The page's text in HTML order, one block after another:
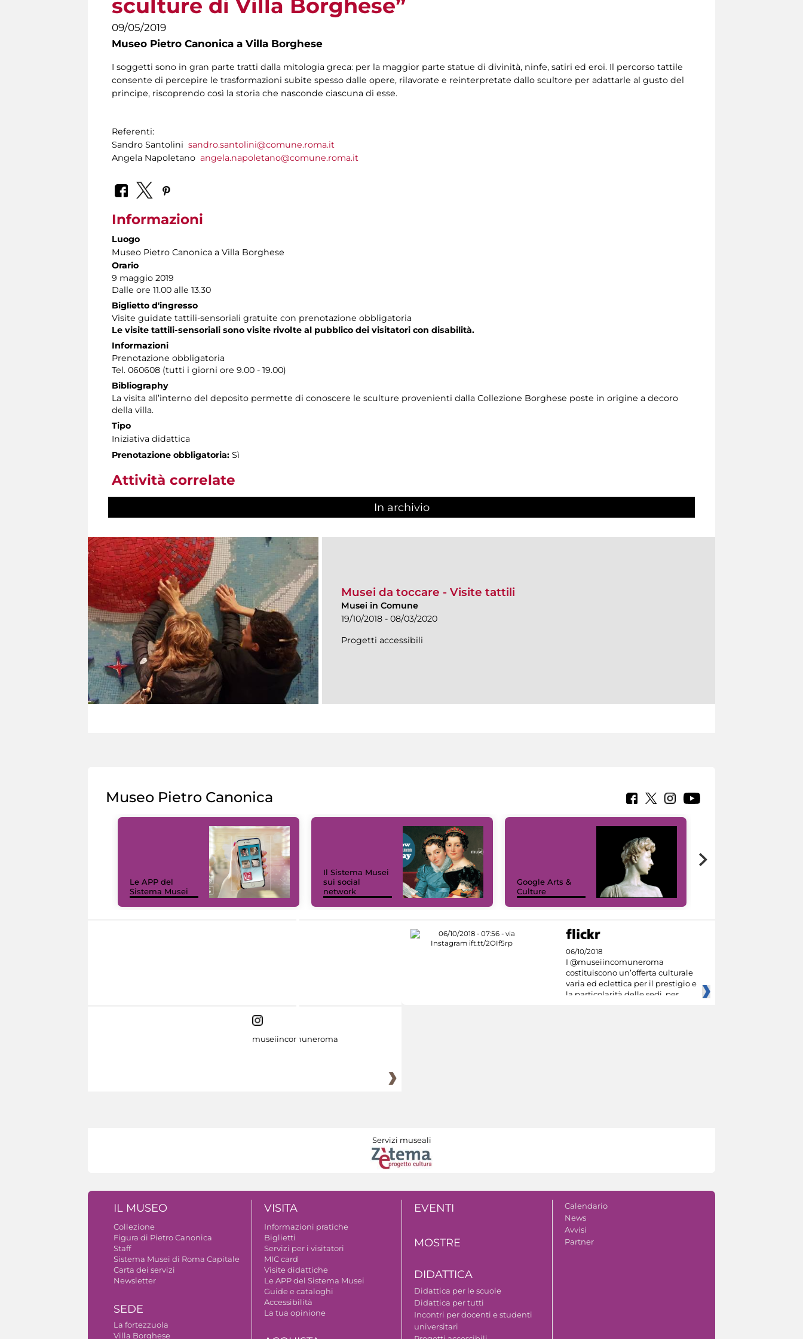
sculture di Villa Borghese”
09/05/2019
Museo Pietro Canonica a Villa Borghese
I soggetti sono in gran parte tratti dalla mitologia greca: per la maggior parte statue di divinità, ninfe, satiri ed eroi. Il percorso tattile
consente di percepire le trasformazioni subite spesso dalle opere, rilavorate e reinterpretate dallo scultore per adattarle al gusto del
principe, riscoprendo così la storia che nasconde ciascuna di esse.
Referenti:
Sandro Santolini sandro.santolini@comune.roma.it
Angela Napoletano angela.napoletano@comune.roma.it
Informazioni
Luogo
Museo Pietro Canonica a Villa Borghese
Orario
9 maggio 2019
Dalle ore 11.00 alle 13.30
Biglietto d'ingresso
Visite guidate tattili-sensoriali gratuite con prenotazione obbligatoria
Le visite tattili-sensoriali sono visite rivolte al pubblico dei visitatori con disabilità.
Informazioni
Prenotazione obbligatoria
Tel. 060608 (tutti i giorni ore 9.00 - 19.00)
Bibliography
La visita all’interno del deposito permette di conoscere le sculture provenienti dalla Collezione Borghese poste in origine a decoro
della villa.
Tipo
Iniziativa didattica
Prenotazione obbligatoria: Sì
Attività correlate
In archivio
Musei da toccare - Visite tattili
Musei in Comune
19/10/2018 - 08/03/2020
Progetti accessibili
Museo Pietro Canonica
Le APP del
Sistema Musei
Il Sistema Musei
sui social
network
Google Arts &
Culture
06/10/2018
I @museiincomuneroma
costituiscono un’offerta culturale
varia ed eclettica per il prestigio e
la particolarità delle sedi, per
museiincomuneroma
Servizi museali
IL MUSEO
Collezione
Figura di Pietro Canonica
Staff
Sistema Musei di Roma Capitale
Carta dei servizi
Newsletter
SEDE
La fortezzuola
Villa Borghese
VISITA
Informazioni pratiche
Biglietti
Servizi per i visitatori
MIC card
Visite didattiche
Le APP del Sistema Musei
Guide e cataloghi
Accessibilità
La tua opinione
EVENTI
MOSTRE
DIDATTICA
Didattica per le scuole
Didattica per tutti
Incontri per docenti e studenti
universitari
Calendario
News
Avvisi
Partner